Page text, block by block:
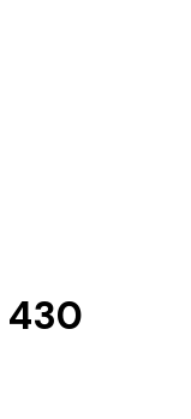
430